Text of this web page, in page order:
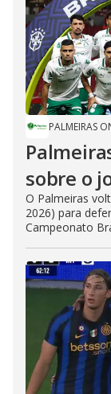
PALMEIRAS
sobre o
O Palmeiras
2026) para
Campeonato